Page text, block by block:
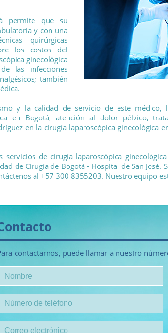
permite que su
y con una
quirúrgicas
los costos del
ginecológica
las infecciones
también
y la calidad de servicio de este
en Bogotá, atención al dolor pélvico,
en la cirugía laparoscópica ginecológica
de cirugía laparoscópica
de Cirugía de Bogotá - Hospital de San José.
al +57 300 8355203. Nuestro equipo
contactarnos, puede llamar a nuestro